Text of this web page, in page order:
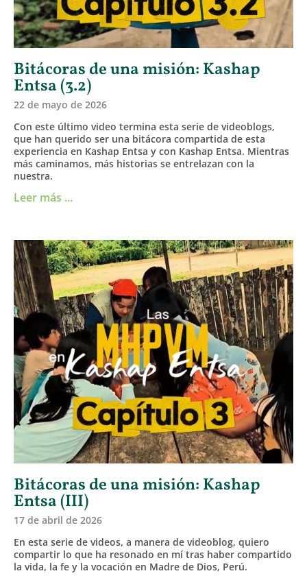
Bitácoras de una misión: Kashap
Entsa (3.2)
22 de mayo de 2026
Con este último video termina esta serie de videoblogs,
que han querido ser una bitácora compartida de esta
experiencia en Kashap Entsa y con Kashap Entsa. Mientras
más caminamos, más historias se entrelazan con la
nuestra.
Leer más ...
Bitácoras de una misión: Kashap
Entsa (III)
17 de abril de 2026
En esta serie de videos, a manera de videoblog, quiero
compartir lo que ha resonado en mí tras haber compartido
la vida, la fe y la vocación en Madre de Dios, Perú.